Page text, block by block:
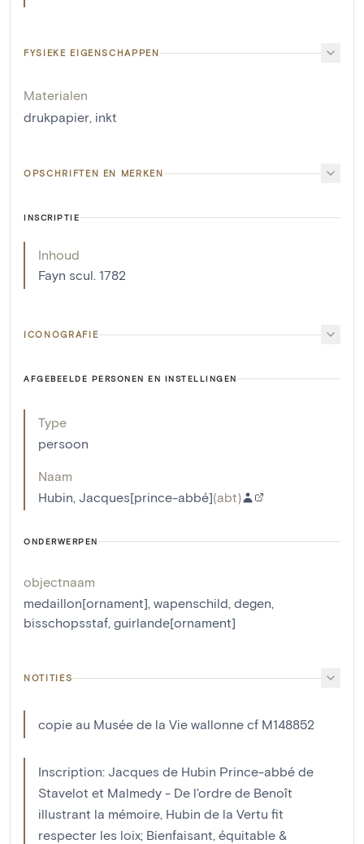
FYSIEKE EIGENSCHAPPEN
Materialen
drukpapier, inkt
OPSCHRIFTEN EN MERKEN
INSCRIPTIE
Inhoud
Fayn scul. 1782
ICONOGRAFIE
AFGEBEELDE PERSONEN EN INSTELLINGEN
Type
persoon
Naam
Hubin, Jacques[prince-abbé](abt)
ONDERWERPEN
objectnaam
medaillon[ornament], wapenschild, degen,
bisschopsstaf, guirlande[ornament]
NOTITIES
copie au Musée de la Vie wallonne cf M148852
Inscription: Jacques de Hubin Prince-abbé de
Stavelot et Malmedy - De l'ordre de Benoît
illustrant la mémoire, Hubin de la Vertu fit
respecter les loix; Bienfaisant, équitable &